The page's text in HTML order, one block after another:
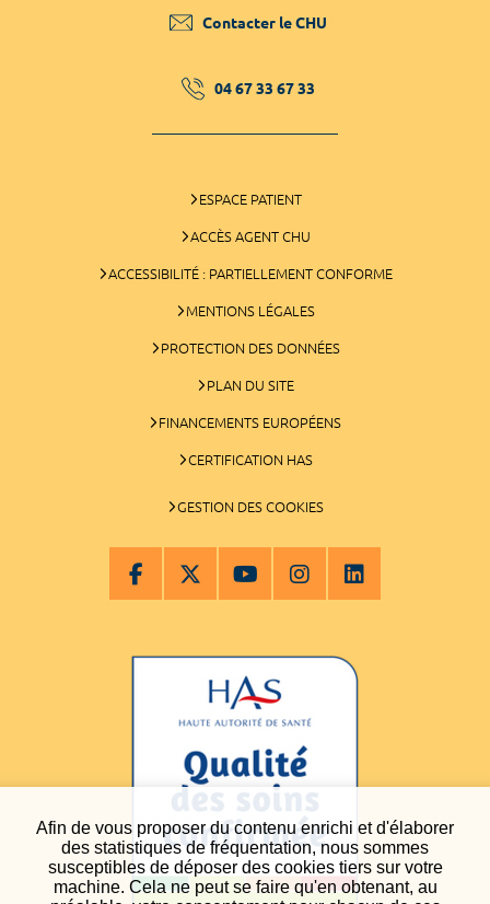
Afin de vous proposer du contenu enrichi et d'élaborer
des statistiques de fréquentation, nous sommes
susceptibles de déposer des cookies tiers sur votre
machine. Cela ne peut se faire qu'en obtenant, au
Contacter le CHU
04 67 33 67 33
ESPACE PATIENT
ACCÈS AGENT CHU
ACCESSIBILITÉ : PARTIELLEMENT CONFORME
MENTIONS LÉGALES
PROTECTION DES DONNÉES
PLAN DU SITE
FINANCEMENTS EUROPÉENS
CERTIFICATION HAS
GESTION DES COOKIES